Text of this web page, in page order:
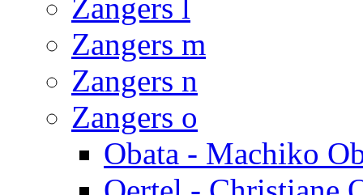
Zangers l
Zangers m
Zangers n
Zangers o
Obata - Machiko